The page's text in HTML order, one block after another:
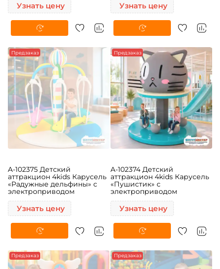
Узнать цену Узнать цену
Предзаказ
A-102375 Детский
аттракцион 4kids Карусель
«Радужные дельфины» c
электроприводом
Узнать цену
Предзаказ
A-102374 Детский
аттракцион 4kids Карусель
«Пушистик» c
электроприводом
Узнать цену
Предзаказ Предзаказ